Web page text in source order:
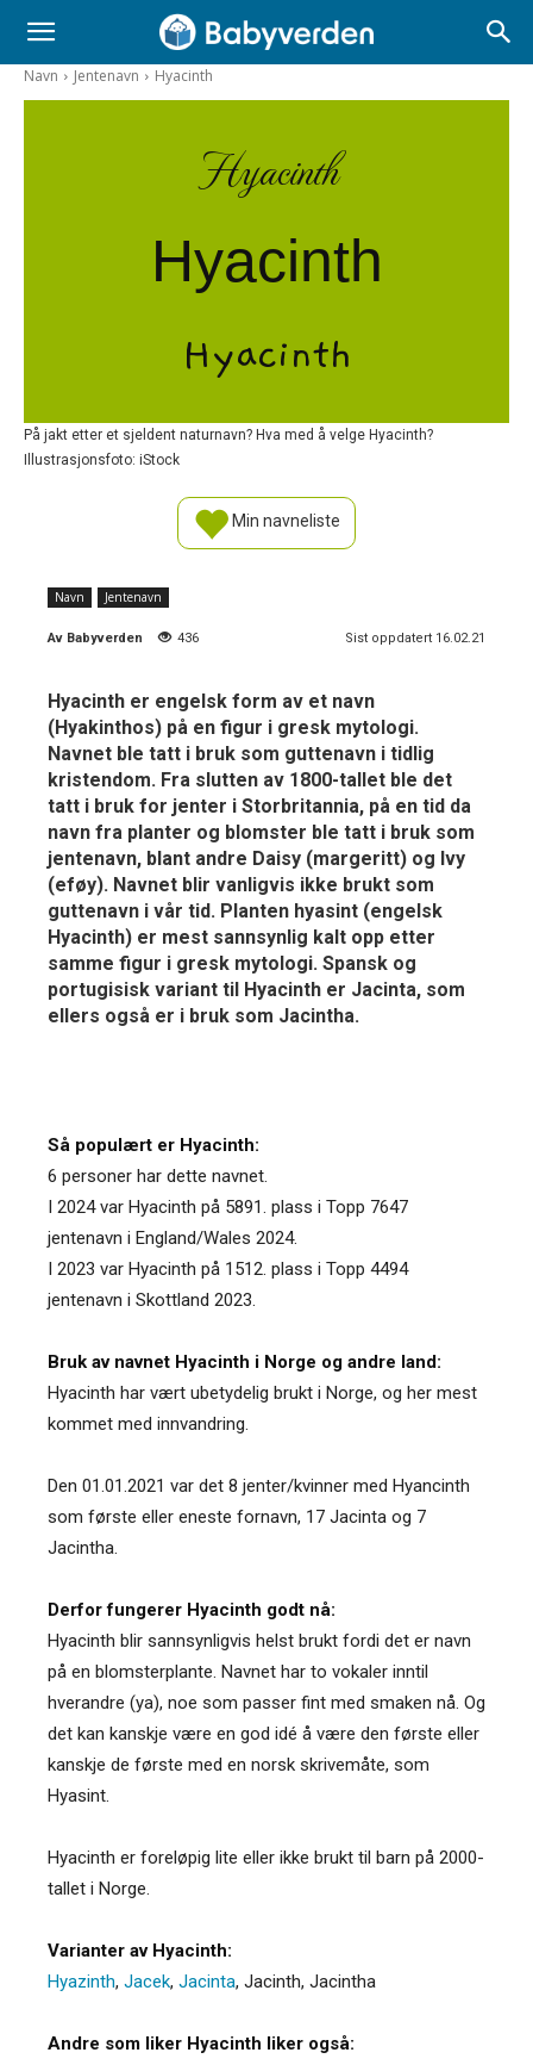
Navn Jentenavn Hyacinth
Hyacinth
Hyacinth
Hyacinth
På jakt etter et sjeldent naturnavn? Hva med å velge Hyacinth?
Illustrasjonsfoto: iStock
Min navneliste
Navn Jentenavn
Av Babyverden 436 Sist oppdatert 16.02.21
Hyacinth er engelsk form av et navn
(Hyakinthos) på en figur i gresk mytologi.
Navnet ble tatt i bruk som guttenavn i tidlig
kristendom. Fra slutten av 1800-tallet ble det
tatt i bruk for jenter i Storbritannia, på en tid da
navn fra planter og blomster ble tatt i bruk som
jentenavn, blant andre Daisy (margeritt) og Ivy
(eføy). Navnet blir vanligvis ikke brukt som
guttenavn i vår tid. Planten hyasint (engelsk
Hyacinth) er mest sannsynlig kalt opp etter
samme figur i gresk mytologi. Spansk og
portugisisk variant til Hyacinth er Jacinta, som
ellers også er i bruk som Jacintha.
Så populært er Hyacinth:
6 personer har dette navnet.
I 2024 var Hyacinth på 5891. plass i Topp 7647
jentenavn i England/Wales 2024.
I 2023 var Hyacinth på 1512. plass i Topp 4494
jentenavn i Skottland 2023.
Bruk av navnet Hyacinth i Norge og andre land:
Hyacinth har vært ubetydelig brukt i Norge, og her mest
kommet med innvandring.
Den 01.01.2021 var det 8 jenter/kvinner med Hyancinth
som første eller eneste fornavn, 17 Jacinta og 7
Jacintha.
Derfor fungerer Hyacinth godt nå:
Hyacinth blir sannsynligvis helst brukt fordi det er navn
på en blomsterplante. Navnet har to vokaler inntil
hverandre (ya), noe som passer fint med smaken nå. Og
det kan kanskje være en god idé å være den første eller
kanskje de første med en norsk skrivemåte, som
Hyasint.
Hyacinth er foreløpig lite eller ikke brukt til barn på 2000-
tallet i Norge.
Varianter av Hyacinth:
Hyazinth, Jacek, Jacinta, Jacinth, Jacintha
Andre som liker Hyacinth liker også: